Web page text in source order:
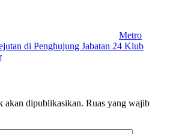
Metro
di Penghujung Jabatan 24 Klub
akan dipublikasikan. Ruas yang wajib